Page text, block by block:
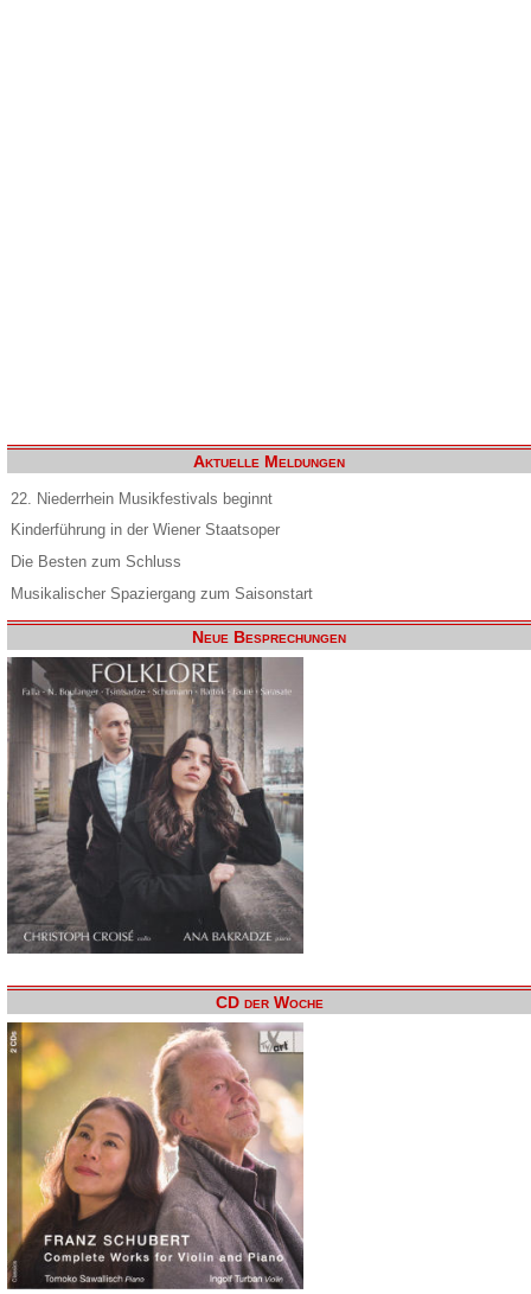
Aktuelle Meldungen
22. Niederrhein Musikfestivals beginnt
Kinderführung in der Wiener Staatsoper
Die Besten zum Schluss
Musikalischer Spaziergang zum Saisonstart
Neue Besprechungen
CD der Woche